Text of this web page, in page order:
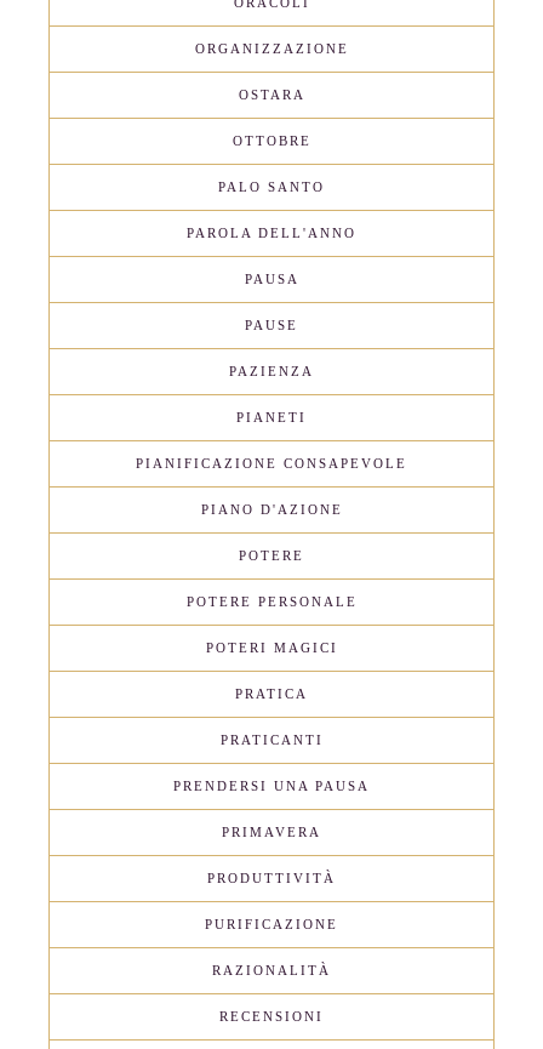
ORGANIZZAZIONE
OSTARA
OTTOBRE
PALO SANTO
PAROLA DELL'ANNO
PAUSA
PAUSE
PAZIENZA
PIANETI
PIANIFICAZIONE CONSAPEVOLE
PIANO D'AZIONE
POTERE
POTERE PERSONALE
POTERI MAGICI
PRATICA
PRATICANTI
PRENDERSI UNA PAUSA
PRIMAVERA
PRODUTTIVITÀ
PURIFICAZIONE
RAZIONALITÀ
RECENSIONI